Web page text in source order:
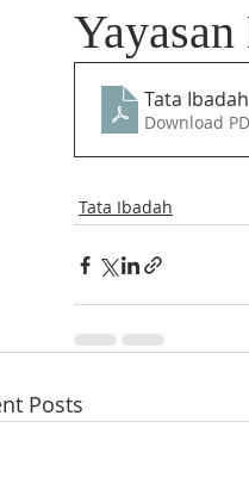
Tata
Download
Tata Ibadah
Posts